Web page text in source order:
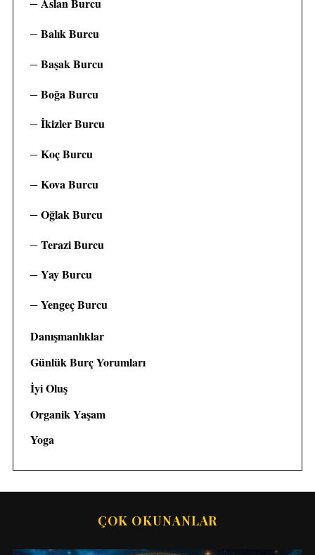
Aslan Burcu
Balık Burcu
Başak Burcu
Boğa Burcu
İkizler Burcu
Koç Burcu
Kova Burcu
Oğlak Burcu
Terazi Burcu
Yay Burcu
Yengeç Burcu
Danışmanlıklar
Günlük Burç Yorumları
İyi Oluş
Organik Yaşam
Yoga
ÇOK OKUNANLAR